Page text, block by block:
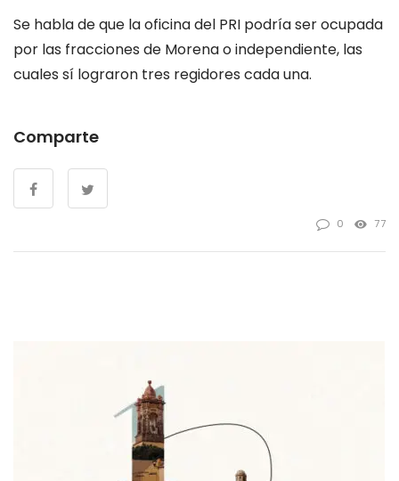
Se habla de que la oficina del PRI podría ser ocupada
por las fracciones de Morena o independiente, las
cuales sí lograron tres regidores cada una.
Comparte
0 77